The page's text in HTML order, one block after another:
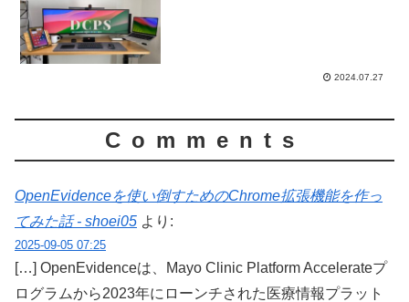
2024.07.27
Comments
OpenEvidenceを使い倒すためのChrome拡張機能を作っ
てみた話 - shoei05 より:
2025-09-05 07:25
[…] OpenEvidenceは、Mayo Clinic Platform Accelerateプ
ログラムから2023年にローンチされた医療情報プラット